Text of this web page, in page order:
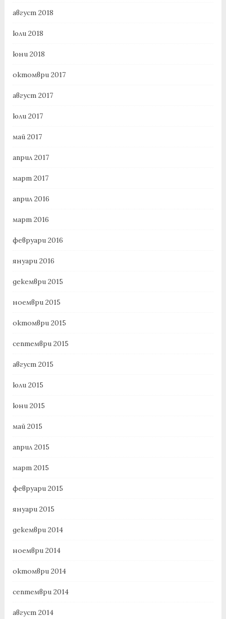
август 2018
юли 2018
юни 2018
октомври 2017
август 2017
юли 2017
май 2017
април 2017
март 2017
април 2016
март 2016
февруари 2016
януари 2016
декември 2015
ноември 2015
октомври 2015
септември 2015
август 2015
юли 2015
юни 2015
май 2015
април 2015
март 2015
февруари 2015
януари 2015
декември 2014
ноември 2014
октомври 2014
септември 2014
август 2014